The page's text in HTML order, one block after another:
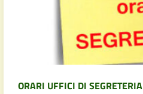
ORARI UFFICI DI SEGRETERIA